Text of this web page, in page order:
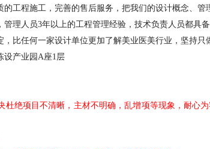
工程施工，完善的售后服务，把我们的设计概念、管
管理人员3年以上的工程管理经验，技术负责人员都具
比任何一家设计单位更加了解美业医美行业，坚持只
设产业园A座1层
杜绝项目不清晰，主材不明确，乱增项等现象，耐